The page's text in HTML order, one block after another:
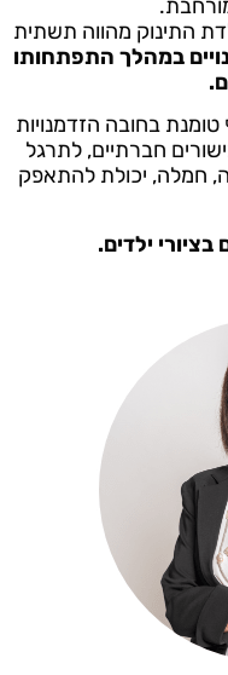
התינוק מהווה תשתית
במהלך התפתחותו
בחובה הזדמנויות
חברתיים, לתרגל
חמלה, יכולת להתאפק
ילדים.